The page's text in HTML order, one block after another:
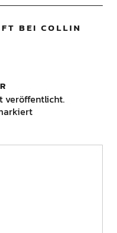
BEI COLLIN
veröffentlicht.